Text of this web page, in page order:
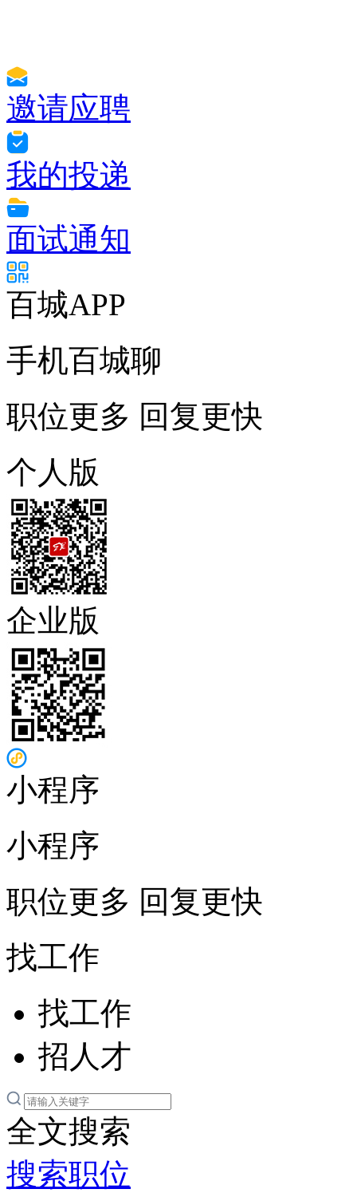
邀请应聘
我的投递
面试通知
百城APP
手机百城聊
职位更多 回复更快
个人版
企业版
小程序
小程序
职位更多 回复更快
找工作
找工作
招人才
全文搜索
搜索职位